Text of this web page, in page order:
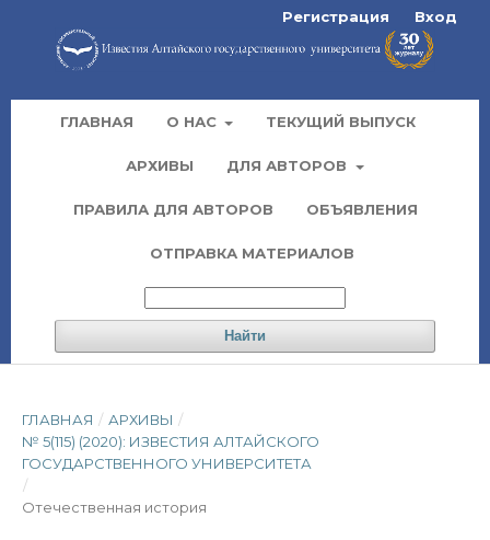
ГЛАВНАЯ О НАС ТЕКУЩИЙ ВЫПУСК
АРХИВЫ ДЛЯ АВТОРОВ
ПРАВИЛА ДЛЯ АВТОРОВ ОБЪЯВЛЕНИЯ
ОТПРАВКА МАТЕРИАЛОВ
Найти
Регистрация Вход
ГЛАВНАЯ / АРХИВЫ /
№ 5(115) (2020): ИЗВЕСТИЯ АЛТАЙСКОГО
ГОСУДАРСТВЕННОГО УНИВЕРСИТЕТА
/
Отечественная история